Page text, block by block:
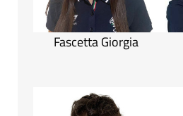
Fascetta Giorgia